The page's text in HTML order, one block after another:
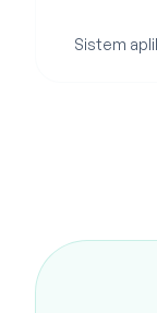
Sistem